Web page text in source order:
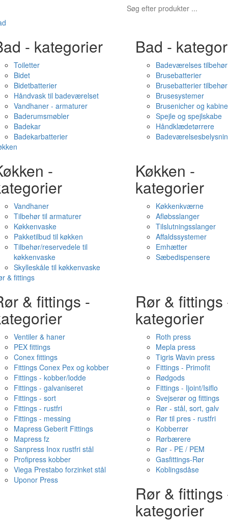
- kategorier
Toiletter
Bidet
Bidetbatterier
Håndvask til badeværelset
Vandhaner - armaturer
Baderumsmøbler
Badekar
Badekarbatterier
Bad -
Badeværelses tilbehør
Brusebatterier
Brusebatterier tilbehør
Brusesystemer
Brusenicher og
Spejle og spejlskabe
Håndklædetørrere
-
Vandhaner
Tilbehør til armaturer
Køkkenvaske
Pakketilbud til køkken
Tilbehør/reservedele til
køkkenvaske
Skylleskåle til køkkenvaske
Køkken -
kategorier
Køkkenkværne
Afløbsslanger
Tilslutningsslanger
Affaldssystemer
Emhætter
Sæbedispensere
& fittings
& fittings -
Ventiler & haner
PEX fittings
Conex fittings
Fittings Conex Pex og kobber
Fittings - kobber/lodde
Fittings - galvaniseret
Fittings - sort
Fittings - rustfri
Fittings - messing
Mapress Geberit Fittings
Mapress fz
Sanpress Inox rustfri stål
Profipress kobber
Viega Prestabo forzinket stål
Uponor Press
Rør & fittings
kategorier
Roth press
Mepla press
Tigris Wavin press
Fittings - Primofit
Rødgods
Fittings - Ijoint/Isiflo
Svejserør og fittings
Rør - stål, sort, galv
Rør til pres - rustfri
Kobberrør
Rørbærere
Rør - PE / PEM
Gasfittings-Rør
Koblingsdåse
Rør & fittings
kategorier